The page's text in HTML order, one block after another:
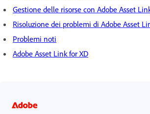
Gestione delle risorse con Adobe Asset
Risoluzione dei problemi di Adobe Asset
Problemi noti
Adobe Asset Link for XD